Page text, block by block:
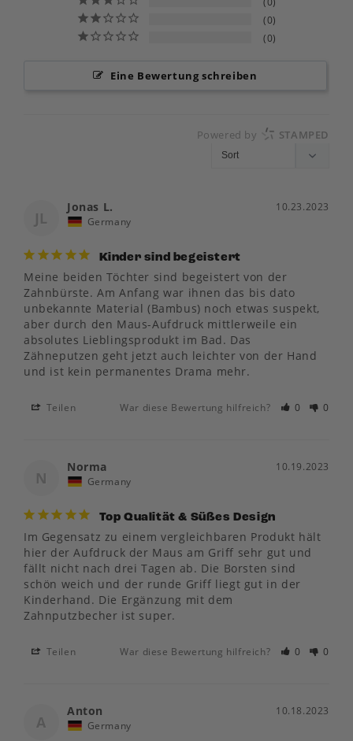
0
0
Eine Bewertung schreiben
Powered by STAMPED
JL
10.23.2023
Jonas L.
Germany
Kinder sind begeistert
Meine beiden Töchter sind begeistert von der
Zahnbürste. Am Anfang war ihnen das bis dato
unbekannte Material (Bambus) noch etwas suspekt,
aber durch den Maus-Aufdruck mittlerweile ein
absolutes Lieblingsprodukt im Bad. Das
Zähneputzen geht jetzt auch leichter von der Hand
und ist kein permanentes Drama mehr.
Teilen War diese Bewertung hilfreich? 0 0
N
10.19.2023
Norma
Germany
Top Qualität & Süßes Design
Im Gegensatz zu einem vergleichbaren Produkt hält
hier der Aufdruck der Maus am Griff sehr gut und
fällt nicht nach drei Tagen ab. Die Borsten sind
schön weich und der runde Griff liegt gut in der
Kinderhand. Die Ergänzung mit dem
Zahnputzbecher ist super.
Teilen War diese Bewertung hilfreich? 0 0
A
10.18.2023
Anton
Germany